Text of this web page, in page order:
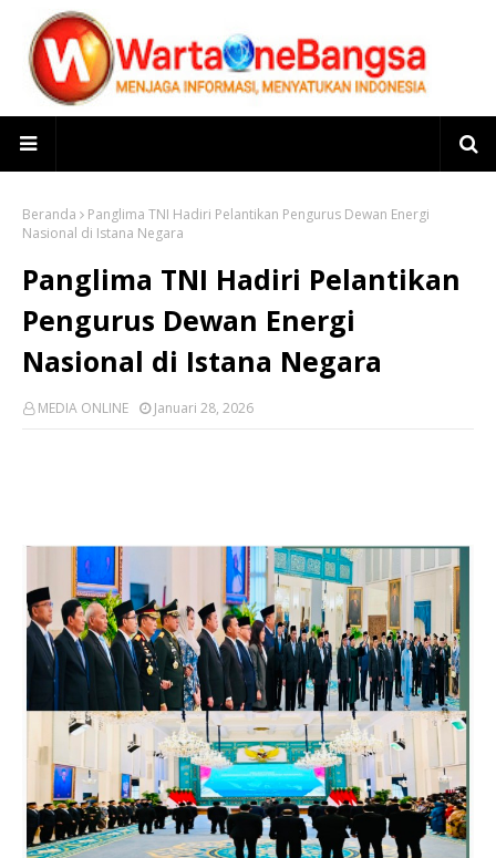
Beranda
Panglima TNI Hadiri Pelantikan Pengurus Dewan Energi
Nasional di Istana Negara
Panglima TNI Hadiri Pelantikan
Pengurus Dewan Energi
Nasional di Istana Negara
MEDIA ONLINE Januari 28, 2026